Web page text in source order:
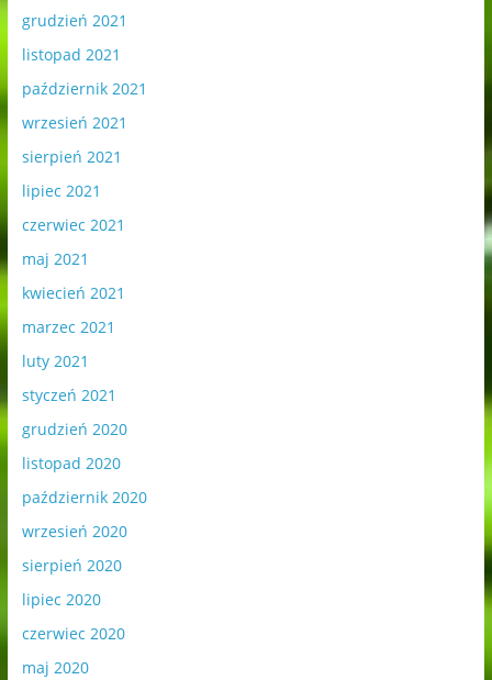
grudzień 2021
listopad 2021
październik 2021
wrzesień 2021
sierpień 2021
lipiec 2021
czerwiec 2021
maj 2021
kwiecień 2021
marzec 2021
luty 2021
styczeń 2021
grudzień 2020
listopad 2020
październik 2020
wrzesień 2020
sierpień 2020
lipiec 2020
czerwiec 2020
maj 2020